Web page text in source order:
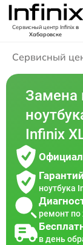
Сервисный центр Infinixв
Хабаровске
Сервисный
Замена
Infinix
ноутбука
ремонт
в день